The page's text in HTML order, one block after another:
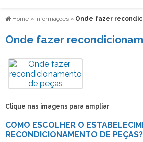
Home » Informações » Onde fazer
Onde fazer
Clique nas imagens para ampliar
COMO ESCOLHER O
RECONDICIONAMENTO DE PEÇAS?